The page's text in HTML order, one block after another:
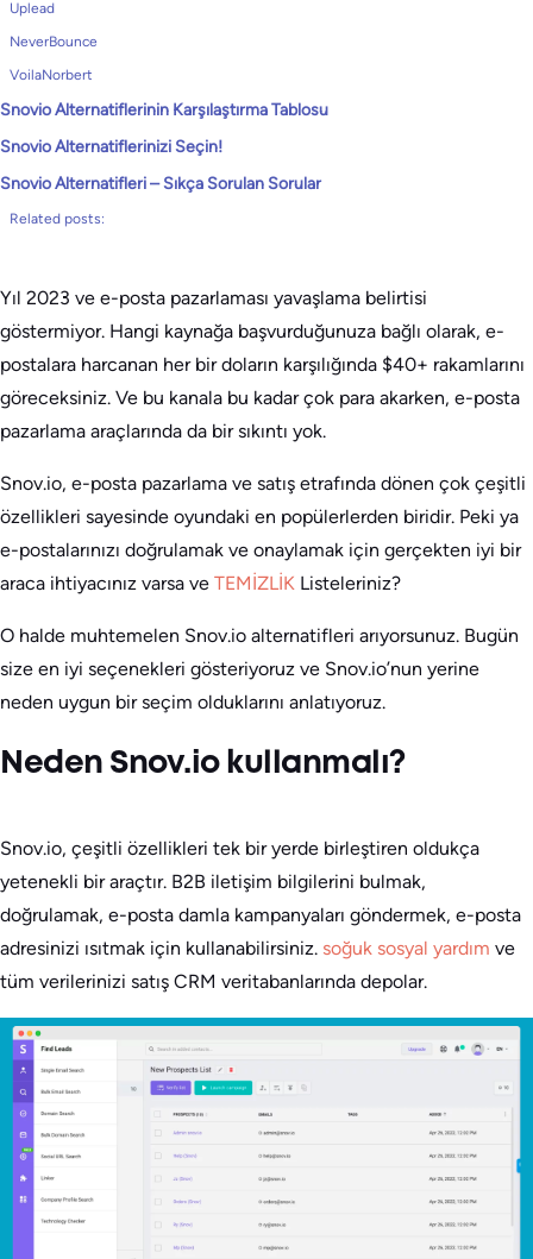
Uplead
NeverBounce
VoilaNorbert
Snovio Alternatiflerinin Karşılaştırma Tablosu
Snovio Alternatiflerinizi Seçin!
Snovio Alternatifleri – Sıkça Sorulan Sorular
Related posts:
Yıl 2023 ve e-posta pazarlaması yavaşlama belirtisi
göstermiyor. Hangi kaynağa başvurduğunuza bağlı olarak, e-
postalara harcanan her bir doların karşılığında $40+ rakamlarını
göreceksiniz. Ve bu kanala bu kadar çok para akarken, e-posta
pazarlama araçlarında da bir sıkıntı yok.
Snov.io, e-posta pazarlama ve satış etrafında dönen çok çeşitli
özellikleri sayesinde oyundaki en popülerlerden biridir. Peki ya
e-postalarınızı doğrulamak ve onaylamak için gerçekten iyi bir
araca ihtiyacınız varsa ve TEMİZLİK Listeleriniz?
O halde muhtemelen Snov.io alternatifleri arıyorsunuz. Bugün
size en iyi seçenekleri gösteriyoruz ve Snov.io’nun yerine
neden uygun bir seçim olduklarını anlatıyoruz.
Neden Snov.io kullanmalı?
Snov.io, çeşitli özellikleri tek bir yerde birleştiren oldukça
yetenekli bir araçtır. B2B iletişim bilgilerini bulmak,
doğrulamak, e-posta damla kampanyaları göndermek, e-posta
adresinizi ısıtmak için kullanabilirsiniz. soğuk sosyal yardım ve
tüm verilerinizi satış CRM veritabanlarında depolar.